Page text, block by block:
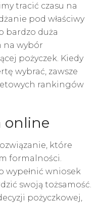
tracić czasu na
pod właściwy
bardzo duża
na wybór
pożyczek. Kiedy
wybrać, zawsze
rankingów
online
które
formalności.
wypełnić wniosek
swoją tożsamość.
pożyczkowej,